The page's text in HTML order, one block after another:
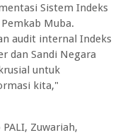
Sistem Indeks
Muba.
audit internal Indeks
dan Sandi Negara
untuk
kita,"
Zuwariah,